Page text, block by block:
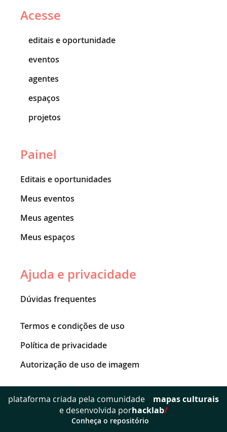
Acesse
editais e oportunidade
eventos
agentes
espaços
projetos
Painel
Editais e oportunidades
Meus eventos
Meus agentes
Meus espaços
Ajuda e privacidade
Dúvidas frequentes
Termos e condições de uso
Política de privacidade
Autorização de uso de imagem
plataforma criada pela comunidade
mapas culturais
e desenvolvida porhacklab/
Conheça o repositório